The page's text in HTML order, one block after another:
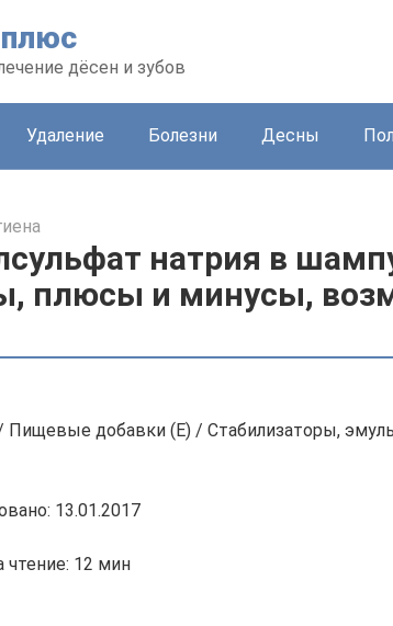
дёсен и зубов
Удаление Болезни Десны
натрия в
плюсы и минусы,
/ Пищевые добавки (Е) / Стабилизаторы,
13.01.2017
чтение: 12 мин